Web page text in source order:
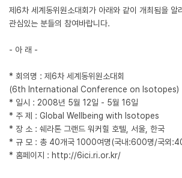
제6차 세계동위원소대회가 아래와 같이 개최됨을 알
관심있는 분들의 참여바랍니다.
- 아 래 -
* 회의명 : 제6차 세계동위원소대회
(6th International Conference on Isotopes)
* 일시 : 2008년 5월 12일 - 5월 16일
* 주 제 : Global Wellbeing with Isotopes
* 장 소 : 쉐라톤 그랜드 워커힐 호텔, 서울, 한국
* 규 모 : 총 40개국 1000여명(국내:600명/국외
* 홈페이지 : http://6ici.ri.or.kr/